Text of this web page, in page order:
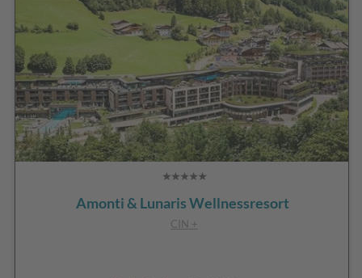
Amonti & Lunaris Wellnessresort
CIN +